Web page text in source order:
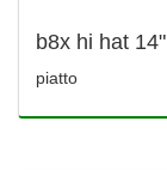
b8x hi hat 14"
piatto